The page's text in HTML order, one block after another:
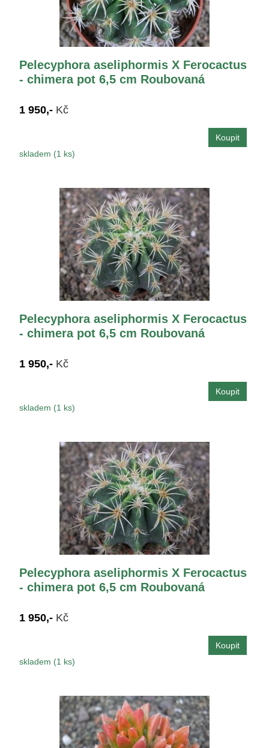
Pelecyphora aseliphormis X Ferocactus
- chimera pot 6,5 cm Roubovaná
1 950,- Kč
skladem (1 ks)
Pelecyphora aseliphormis X Ferocactus
- chimera pot 6,5 cm Roubovaná
1 950,- Kč
skladem (1 ks)
Pelecyphora aseliphormis X Ferocactus
- chimera pot 6,5 cm Roubovaná
1 950,- Kč
skladem (1 ks)